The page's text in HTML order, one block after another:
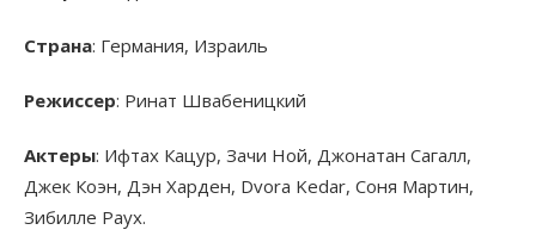
Страна: Германия, Израиль
Режиссер: Ринат Швабеницкий
Актеры: Ифтах Кацур, Зачи Ной, Джонатан Сагалл,
Джек Коэн, Дэн Харден, Dvora Kedar, Соня Мартин,
Зибилле Раух.